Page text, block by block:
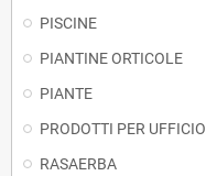
PISCINE
PIANTINE ORTICOLE
PIANTE
PRODOTTI PER UFFICIO
RASAERBA